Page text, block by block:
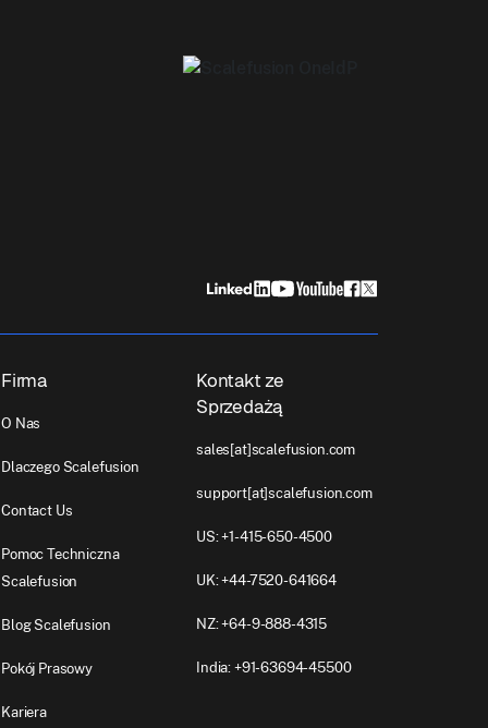
Firma
O Nas
Dlaczego Scalefusion
Contact Us
Pomoc Techniczna
Scalefusion
Blog Scalefusion
Pokój Prasowy
Kariera
Kontakt ze
Sprzedażą
sales[at]scalefusion.com
support[at]scalefusion.com
US: +1-415-650-4500
UK: +44-7520-641664
NZ: +64-9-888-4315
India: +91-63694-45500